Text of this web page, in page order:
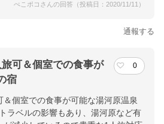
ぺこポコさんの回答（投稿日：2020/11/11）
通報する
可＆個室での食事が
宿
0
個室での食事が可能な湯河原温泉
ラベルの影響もあり、湯河原など有